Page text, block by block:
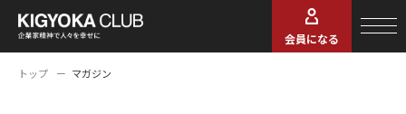
会員になる
トップ マガジン